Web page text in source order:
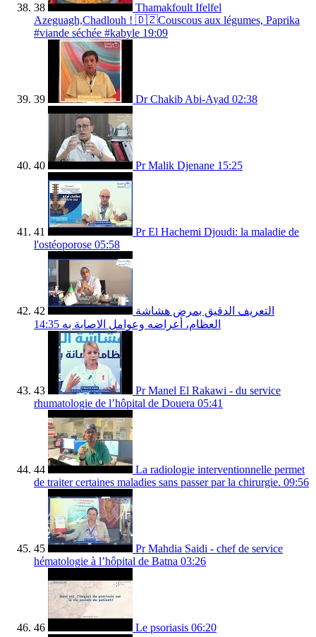
38
Thamakfoult Ifelfel
Azeguagh,Chadlouh ! 🇩🇿Couscous aux légumes, Paprika
#viande séchée #kabyle 19:09
39 Dr Chakib Abi-Ayad 02:38
40 Pr Malik Djenane 15:25
41
Pr El Hachemi Djoudi: la maladie de
l'ostéoporose 05:58
42
التعريف الدقيق بمرض هشاشة
العظام، أعراضه وعوامل الاصابة به 14:35
43
Pr Manel El Rakawi - du service
rhumatologie de l’hôpital de Douera 05:41
44
La radiologie interventionnelle permet
de traiter certaines maladies sans passer par la chirurgie. 09:56
45
Pr Mahdia Saidi - chef de service
hématologie à l’hôpital de Batna 03:26
46 Le psoriasis 06:20